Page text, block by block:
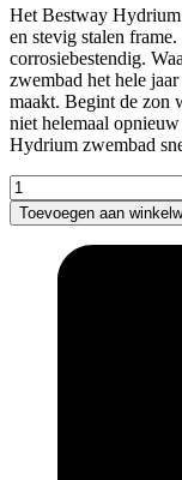
Het Bestway
en stevig stalen
corrosiebestendig.
zwembad het hele
maakt. Begint de zon
niet helemaal
Hydrium zwembad
Bestway
Hydrium
Alderney
Metalen
Zwembad
Toevoegen aan